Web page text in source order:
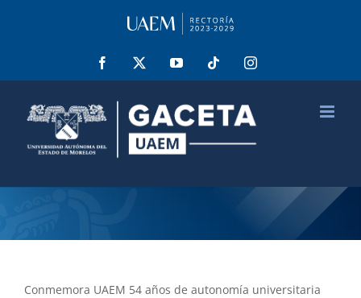
Facebook YouTube Tiktok Instagram
Conmemora UAEM 54 años de autonomía universitaria